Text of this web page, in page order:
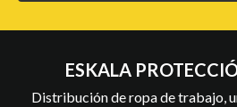
ESKALA
Distribución de ropa de trabajo,